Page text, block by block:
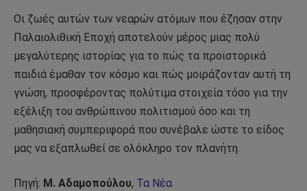
Οι ζωές αυτών των νεαρών ατόμων που έζησαν στην
Παλαιολιθική Εποχή αποτελούν μέρος μιας πολύ
μεγαλύτερης ιστορίας για το πώς τα προϊστορικά
παιδιά έμαθαν τον κόσμο και πώς μοιράζονταν αυτή τη
γνώση, προσφέροντας πολύτιμα στοιχεία τόσο για την
εξέλιξη του ανθρώπινου πολιτισμού όσο και τη
μαθησιακή συμπεριφορά που συνέβαλε ώστε το είδος
μας να εξαπλωθεί σε ολόκληρο τον πλανήτη.
Πηγή: Μ. Αδαμοπούλου, Τα Νέα